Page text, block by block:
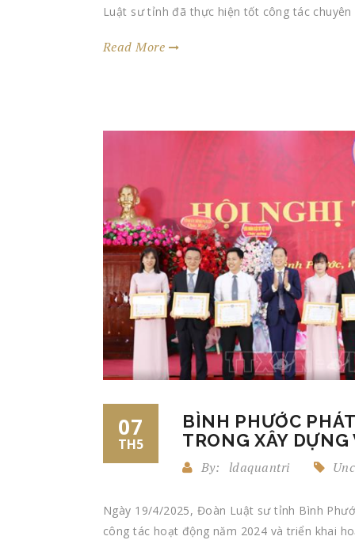
Luật sư tỉnh đã thực hiện tốt công tác
Read More
07
TH5
BÌNH PHƯỚC
TRONG XÂY
By: ldaquantri
Ngày 19/4/2025, Đoàn Luật sư tỉnh Bình
công tác hoạt động năm 2024 và triển khai